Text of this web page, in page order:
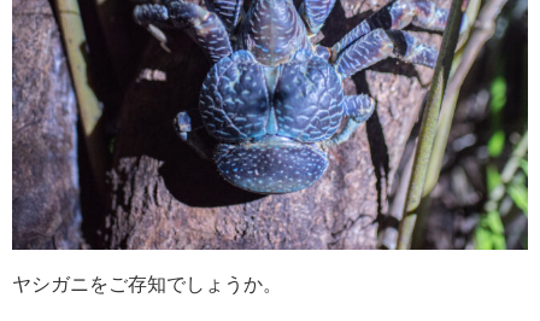
ヤシガニをご存知でしょうか。